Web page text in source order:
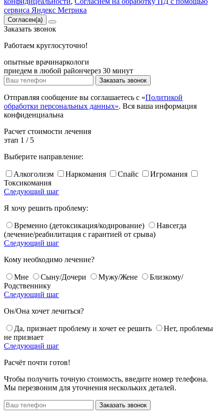
сервиса Яндекс Метрика
Согласен(а)
Заказать звонок
Работаем круглосуточно!
опытные врачинаркологи
приедем в любой райончерез 30 минут
Заказать звонок
Отправляя сообщение вы соглашаетесь с «Политикой
обработки персональных данных». Вся ваша информация
конфиденциальна
Расчет стоимости лечения
этап 1 / 5
Выберите направление:
Алкоголизм Наркомания Спайс
Игромания
Токсикомания
Следующий шаг
Я хочу решить проблему:
Временно (детоксикация/кодирование)
Навсегда
(лечение/реабилитация с гарантией от срыва)
Следующий шаг
Кому необходимо лечение?
Мне Сыну/Дочери Мужу/Жене
Близкому/
Родственнику
Следующий шаг
Он/Она хочет лечиться?
Да, признает проблему и хочет ее решить
Нет, проблемы
не признает
Следующий шаг
Расчёт почти готов!
Чтобы получить точную стоимость, введите номер телефона.
Мы перезвоним для уточнения нескольких деталей.
Заказать звонок